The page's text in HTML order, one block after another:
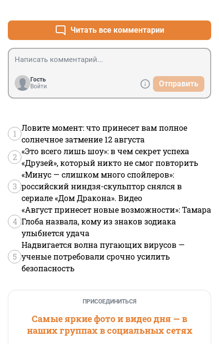
Читать все комментарии
Гость
Войти
Отправить
1
Ловите момент: что принесет вам полное
солнечное затмение 12 августа
2
«Это всего лишь шоу»: в чем секрет успеха
«Друзей», который никто не смог повторить
3
«Минус — слишком много спойлеров»:
российский ниндзя-скульптор снялся в
сериале «Дом Дракона». Видео
4
«Август принесет новые возможности»: Тамара
Глоба назвала, кому из знаков зодиака
улыбнется удача
5
Надвигается волна пугающих вирусов —
ученые потребовали срочно усилить
безопасность
ПРИСОЕДИНИТЬСЯ
Самые яркие фото и видео дня — в
наших группах в социальных сетях